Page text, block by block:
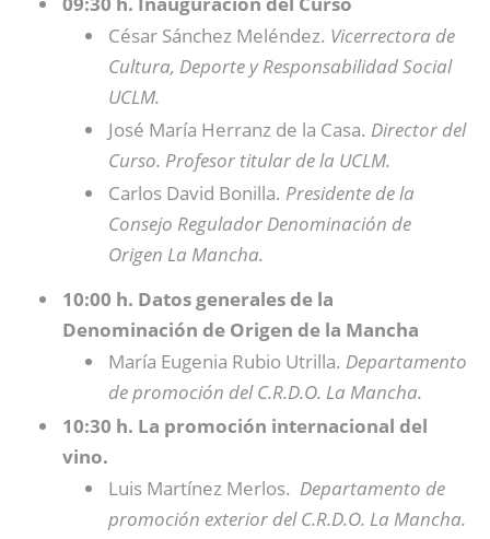
César Sánchez Meléndez. Vicerrectora de
Cultura, Deporte y Responsabilidad Social
UCLM.
José María Herranz de la Casa. Director del
Curso. Profesor titular de la UCLM.
Carlos David Bonilla. Presidente de la
Consejo Regulador Denominación de
Origen La Mancha.
10:00 h. Datos generales de la
Denominación de Origen de la Mancha
María Eugenia Rubio Utrilla. Departamento
de promoción del C.R.D.O. La Mancha.
10:30 h. La promoción internacional del
vino.
Luis Martínez Merlos. Departamento de
promoción exterior del C.R.D.O. La Mancha.